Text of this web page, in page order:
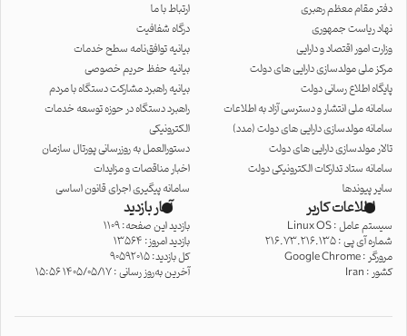
دفتر مقام معظم رهبری
نهاد ریاست جمهوری
وزارت امور اقتصاد و دارایی
مرکز ملی مولدسازی دارایی های دولت
پایگاه اطلاع رسانی دولت
سامانه ملی انتشار و دسترسی آزاد به اطلاعات
سامانه مولدسازی دارایی های دولت (مدد)
تالار مولدسازی دارایی های دولت
سامانه ستاد تدارکات الکترونیکی دولت
سایر پیوندها
ارتباط با ما
درگاه شفافیت
بیانیه توافق‌نامه سطح خدمات
بیانیه حفظ حریم خصوصی
بیانیه راهبرد مشارکت دستگاه با مردم
راهبرد دستگاه در حوزه توسعه خدمات
الکترونیکی
دستورالعمل به روزرسانی پورتال سازمان
اخبار مناقصات و مزایدات
سامانه پیگیری اجرای قانون اساسی
اطلاعات کاربر
سیستم عامل :Linux OS
شماره آی پی :216.73.216.135
مرورگر :Google Chrome
کشور : Iran
آمار بازدید
بازدید این صفحه: 1109
بازدید امروز: 13564
کل بازدید: 90592015
آخرین به‌روز رسانی : 1405/05/17 15:56